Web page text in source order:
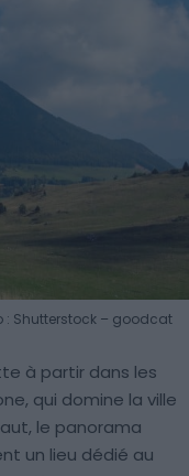
: Shutterstock – goodcat
à partir dans les
qui domine la ville
le panorama
un lieu dédié au